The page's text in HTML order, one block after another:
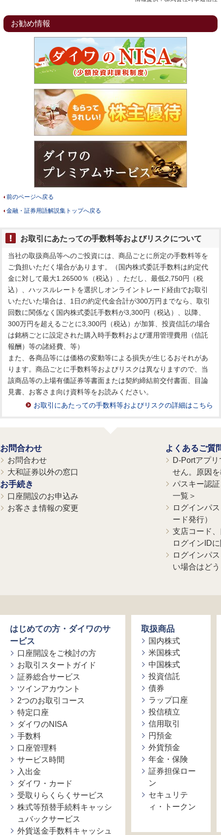
お勧め情報
前のページへ戻る
金融・証券用語解説集トップへ戻る
お取引にあたっての手数料等およびリスクについて
当社の取扱商品等へのご投資には、商品ごとに所定の手数料等を
ご負担いただく場合があります。（国内株式委託手数料は約定代
金に対して最大1.26500％（税込）、ただし、最低2,750円（税
込）、ハッスルレートを選択しオンライントレード経由でお取引
いただいた場合は、1日の約定代金合計が300万円までなら、取引
回数に関係なく国内株式委託手数料が3,300円（税込）、以降、
300万円を超えるごとに3,300円（税込）が加算、投資信託の場合
は銘柄ごとに設定された購入時手数料および運用管理費用（信託
報酬）等の諸経費、等）
また、各商品等には価格の変動等による損失が生じるおそれがあ
ります。商品ごとに手数料等およびリスクは異なりますので、当
該商品等の上場有価証券等書面または契約締結前交付書面、目論
見書、お客さま向け資料等をお読みください。
お取引にあたっての手数料等およびリスクの詳細はこちら
お問合わせ
お問合わせ
大和証券以外の窓口
お手続き
口座開設のお申込み
お客さま情報の変更
よくあるご質
D-Portアプ
せん。原因
パスキー認
一覧＞
ログインパ
ード発行）
支店コード
ログインID
ログインパ
い場合はど
はじめての方・ダイワのサ
ービス
口座開設をご検討の方
お取引スタートガイド
証券総合サービス
ツインアカウント
2つのお取引コース
特定口座
ダイワのNISA
手数料
口座管理料
サービス時間
入出金
ダイワ・カード
受取りらくらくサービス
株式等預替手続料キャッシ
ュバックサービス
外貨送金手数料キャッシュ
取扱商品
国内株式
米国株式
中国株式
投資信託
債券
ラップ口座
投信積立
信用取引
円預金
外貨預金
年金・保険
証券担保ロー
ン
セキュリテ
ィ・トークン